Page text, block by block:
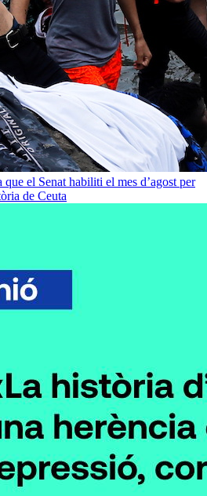
que el Senat habiliti el mes d’agost per
de Ceuta